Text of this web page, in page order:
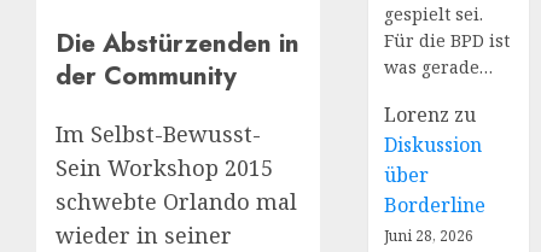
Die Abstürzenden in
der Community
Im Selbst-Bewusst-
Sein Workshop 2015
schwebte Orlando mal
wieder in seiner
gespielt sei.
Für die BPD ist
was gerade…
Lorenz zu
Diskussion
über
Borderline
Juni 28, 2026